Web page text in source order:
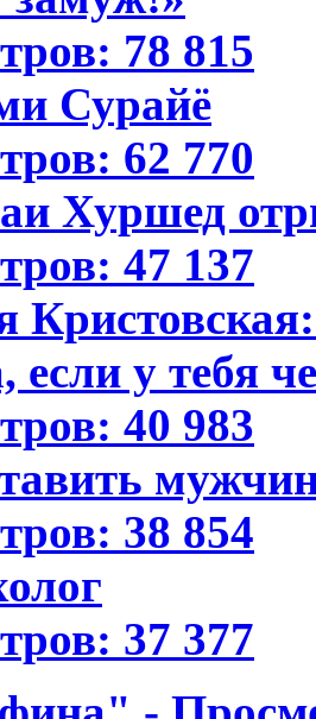
78 815
Сурайё
62 770
Хуршед
47 137
если у тебя
40 983
38 854
37 377